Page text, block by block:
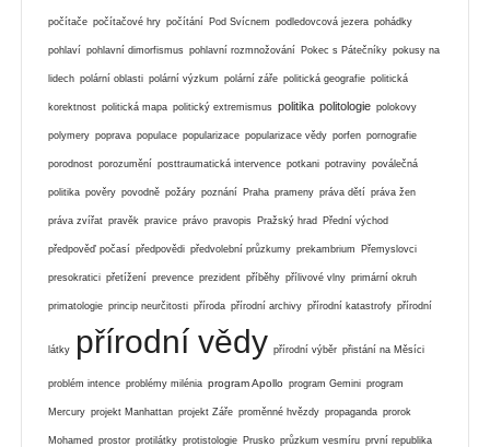
počítače počítačové hry počítání Pod Svícnem podledovcová jezera pohádky
pohlaví pohlavní dimorfismus pohlavní rozmnožování Pokec s Pátečníky pokusy na
lidech polární oblasti polární výzkum polární záře politická geografie politická
korektnost politická mapa politický extremismus politika politologie polokovy
polymery poprava populace popularizace popularizace vědy porfen pornografie
porodnost porozumění posttraumatická intervence potkani potraviny poválečná
politika pověry povodně požáry poznání Praha prameny práva dětí práva žen
práva zvířat pravěk pravice právo pravopis Pražský hrad Přední východ
předpověď počasí předpovědi předvolební průzkumy prekambrium Přemyslovci
presokratici přetížení prevence prezident příběhy přílivové vlny primární okruh
primatologie princip neurčitosti příroda přírodní archivy přírodní katastrofy přírodní
látky přírodní vědy přírodní výběr přistání na Měsíci
problém intence problémy milénia program Apollo program Gemini program
Mercury projekt Manhattan projekt Záře proměnné hvězdy propaganda prorok
Mohamed prostor protilátky protistologie Prusko průzkum vesmíru první republika